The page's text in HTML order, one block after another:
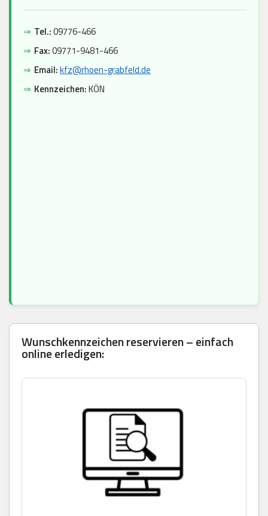
⇒ Tel.:09776-466
⇒ Fax:09771-9481-466
⇒ Email:kfz@rhoen-grabfeld.de
⇒ Kennzeichen:KÖN
Wunschkennzeichen reservieren – einfach
online erledigen: